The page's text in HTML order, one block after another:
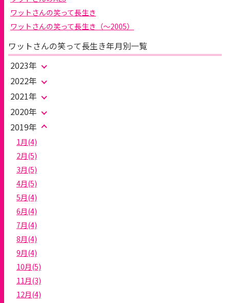
ワットさんの笑って長生き
ワットさんの笑って長生き（～2005）
ワットさんの笑って長生き年月別一覧
2023年
2022年
2021年
2020年
2019年
1月(4)
2月(5)
3月(5)
4月(5)
5月(4)
6月(4)
7月(4)
8月(4)
9月(4)
10月(5)
11月(3)
12月(4)